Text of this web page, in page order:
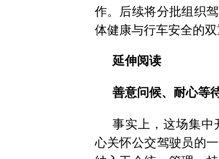
作。后续将分批组织
体健康与行车安全的
延伸阅读
善意问候、耐心等
事实上，这场集中
心关怀公交驾驶员的